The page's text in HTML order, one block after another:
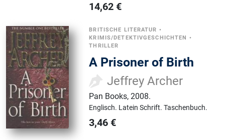
14,62 €
BRITISCHE LITERATUR •
KRIMIS/DETEKTIVGESCHICHTEN
•
THRILLER
A Prisoner of Birth
Jeffrey Archer
Pan Books,2008.
Englisch. Latein Schrift.Taschenbuch.
3,46 €